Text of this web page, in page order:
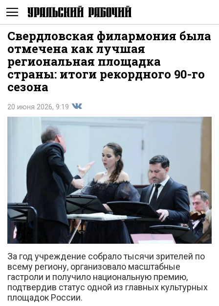
Не
показывать
Свердловская филармония была
отмечена как лучшая
региональная площадка
страны: итоги рекордного 90-го
сезона
20 июня 2026, 9:19
Поделиться
во
За год учреждение собрало тысячи зрителей по
всему региону, организовало масштабные
гастроли и получило национальную премию,
подтвердив статус одной из главных культурных
площадок России.